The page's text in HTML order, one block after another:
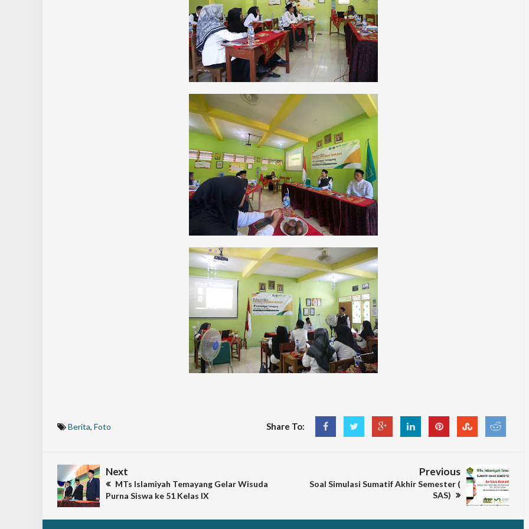
Berita, Foto Share To:
Next
MTs Islamiyah Temayang Gelar Wisuda
Purna Siswa ke 51 Kelas IX
Previous
Soal Simulasi Sumatif Akhir Semester (
SAS)